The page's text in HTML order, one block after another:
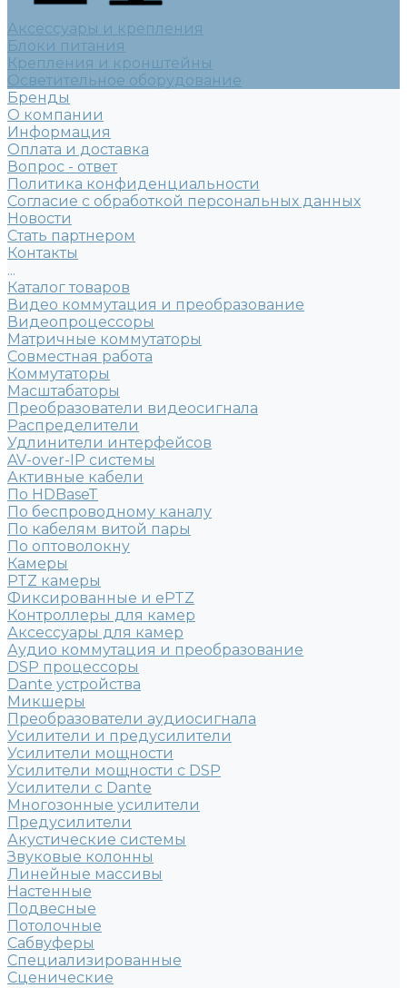
Аксессуары и крепления
Блоки питания
Крепления и кронштейны
Осветительное оборудование
Бренды
О компании
Информация
Оплата и доставка
Вопрос - ответ
Политика конфиденциальности
Согласие с обработкой персональных данных
Новости
Стать партнером
Контакты
...
Каталог товаров
Видео коммутация и преобразование
Видеопроцессоры
Матричные коммутаторы
Совместная работа
Коммутаторы
Масштабаторы
Преобразователи видеосигнала
Распределители
Удлинители интерфейсов
AV-over-IP системы
Активные кабели
По HDBaseT
По беспроводному каналу
По кабелям витой пары
По оптоволокну
Камеры
PTZ камеры
Фиксированные и ePTZ
Контроллеры для камер
Аксессуары для камер
Аудио коммутация и преобразование
DSP процессоры
Dante устройства
Микшеры
Преобразователи аудиосигнала
Усилители и предусилители
Усилители мощности
Усилители мощности с DSP
Усилители с Dante
Многозонные усилители
Предусилители
Акустические системы
Звуковые колонны
Линейные массивы
Настенные
Подвесные
Потолочные
Сабвуферы
Специализированные
Сценические